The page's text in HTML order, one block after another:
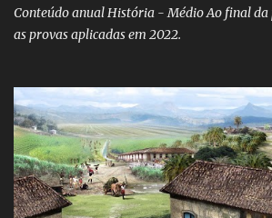
Conteúdo anual História - Médio Ao final da
as provas aplicadas em 2022.